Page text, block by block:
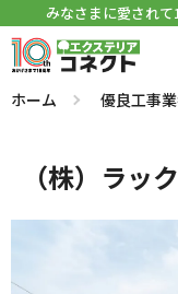
みなさまに愛されて
ホーム 優良工事
（株）ラッ